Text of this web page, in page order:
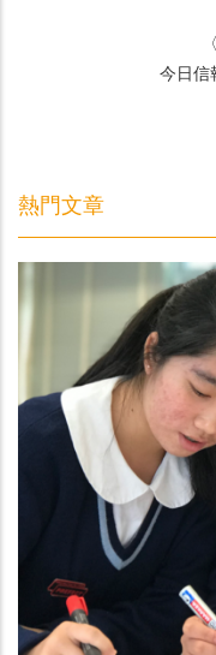
〈
今日信
熱門文章